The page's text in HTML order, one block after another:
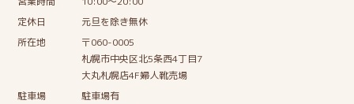
定休日
元旦を除き無休
所在地
〒060-0005
札幌市中央区北5条西4丁目7
大丸札幌店4F婦人靴売場
駐車場
駐車場有